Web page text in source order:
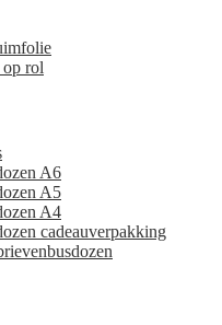
rol
A6
A5
A4
cadeauverpakking